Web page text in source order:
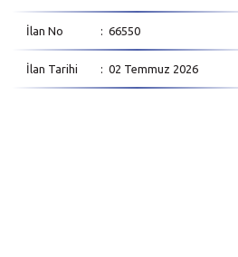
İlan No : 66550
İlan Tarihi : 02 Temmuz 2026